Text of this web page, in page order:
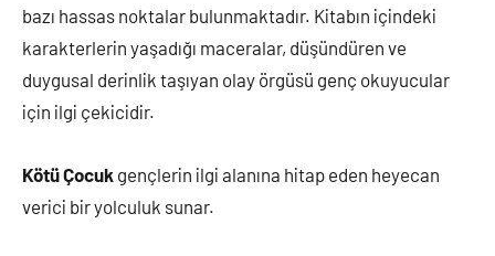
bazı hassas noktalar bulunmaktadır. Kitabın içindeki
karakterlerin yaşadığı maceralar, düşündüren ve
duygusal derinlik taşıyan olay örgüsü genç okuyucular
için ilgi çekicidir.
Kötü Çocuk gençlerin ilgi alanına hitap eden heyecan
verici bir yolculuk sunar.